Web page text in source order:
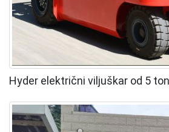
Hyder električni viljuškar od 5